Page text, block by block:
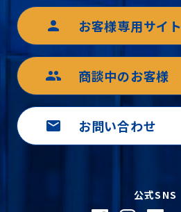
person お客様専用サイト
group 商談中のお客様
mail お問い合わせ
公式SNS